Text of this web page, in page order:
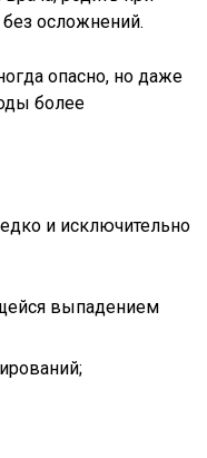
осложнений.
опасно, но даже
более
и исключительно
выпадением